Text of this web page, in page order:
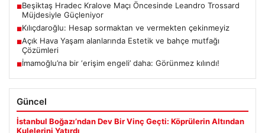
■Beşiktaş Hradec Kralove Maçı Öncesinde Leandro Trossard
Müjdesiyle Güçleniyor
■Kılıçdaroğlu: Hesap sormaktan ve vermekten çekinmeyiz
■Açık Hava Yaşam alanlarında Estetik ve bahçe mutfağı
Çözümleri
■İmamoğlu’na bir ‘erişim engeli’ daha: Görünmez kılındı!
Güncel
İstanbul Boğazı’ndan Dev Bir Vinç Geçti: Köprülerin Altından
Kulelerini Yatırdı